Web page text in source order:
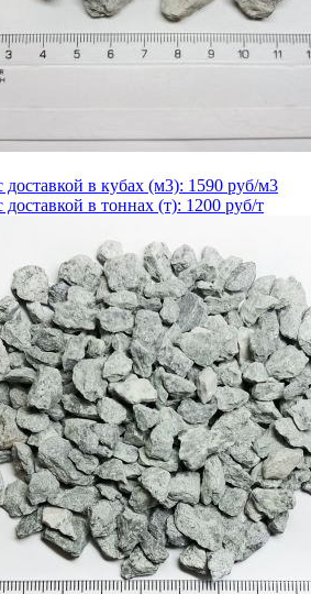
в кубах (м3): 1590 руб/м3
в тоннах (т): 1200 руб/т